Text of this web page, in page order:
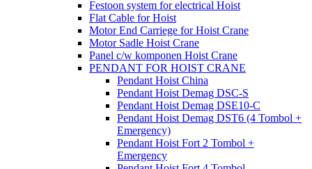
Festoon system for electrical Hoist
Flat Cable for Hoist
Motor End Carriege for Hoist Crane
Motor Sadle Hoist Crane
Panel c/w komponen Hoist Crane
PENDANT FOR HOIST CRANE
Pendant Hoist China
Pendant Hoist Demag DSC-S
Pendant Hoist Demag DSE10-C
Pendant Hoist Demag DST6 (4 Tombol +
Emergency)
Pendant Hoist Fort 2 Tombol +
Emergency